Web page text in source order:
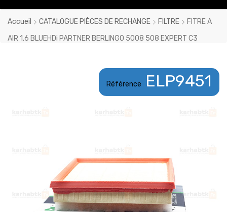
250DT D'ACHATS
Accueil CATALOGUE PIÈCES DE RECHANGE FILTRE
FITRE A
AIR 1.6 BLUEHDi PARTNER BERLINGO 5008 508 EXPERT C3
Référence ELP9451